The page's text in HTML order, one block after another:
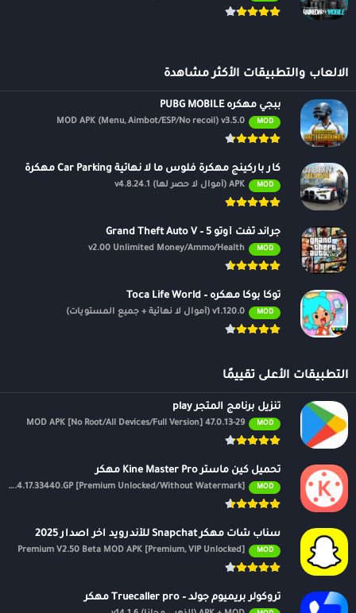
الالعاب والتطبيقات الأكثر مشاهدة
ببجي مهكره PUBG MOBILE
MOD
MOD APK (Menu, Aimbot/ESP/No recoil) v3.5.0
كار باركينج مهكرة فلوس ما لا نهائية Car Parking مهكرة
MOD APK (أموال لا حصر لها) v4.8.24.1
جراند ثفت أوتو 5 – Grand Theft Auto V
MOD
v2.00 Unlimited Money/Ammo/Health
توكا بوكا مهكره – Toca Life World
MOD v1.120.0 (أموال لا نهائية + جميع المستويات)
التطبيقات الأعلى تقييمًا
تنزيل برنامج المتجر play
MOD
47.0.13-29 MOD APK [No Root/All Devices/Full Version]
تحميل كين ماستر Kine Master Pro مهكر
MOD
APK v7.4.17.33440.GP [Premium Unlocked/Without Watermark]
سناب شات مهكر Snapchat للأندرويد اخر اصدار 2025
MOD
Premium V2.50 Beta MOD APK [Premium, VIP Unlocked]
تروكولر بريميوم جولد – Truecaller pro مهكر